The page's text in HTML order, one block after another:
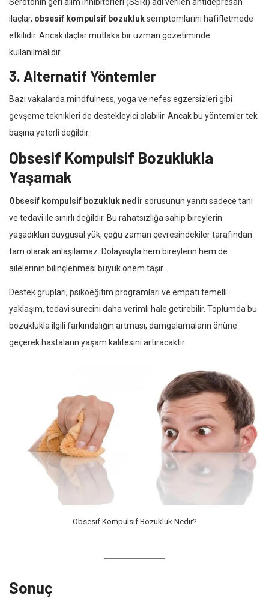
Serotonin geri alım inhibitörleri (SSRI) adı verilen antidepresan
ilaçlar, obsesif kompulsif bozukluksemptomlarını hafifletmede
etkilidir. Ancak ilaçlar mutlaka bir uzman gözetiminde
kullanılmalıdır.
3. Alternatif Yöntemler
Bazı vakalarda mindfulness, yoga ve nefes egzersizleri gibi
gevşeme teknikleri de destekleyici olabilir. Ancak bu yöntemler tek
başına yeterli değildir.
Obsesif Kompulsif Bozuklukla
Yaşamak
Obsesif kompulsif bozukluk nedir sorusunun yanıtı sadece tanı
ve tedavi ile sınırlı değildir. Bu rahatsızlığa sahip bireylerin
yaşadıkları duygusal yük, çoğu zaman çevresindekiler tarafından
tam olarak anlaşılamaz. Dolayısıyla hem bireylerin hem de
ailelerinin bilinçlenmesi büyük önem taşır.
Destek grupları, psikoeğitim programları ve empati temelli
yaklaşım, tedavi sürecini daha verimli hale getirebilir. Toplumda bu
bozuklukla ilgili farkındalığın artması, damgalamaların önüne
geçerek hastaların yaşam kalitesini artıracaktır.
Obsesif Kompulsif Bozukluk Nedir?
Sonuç